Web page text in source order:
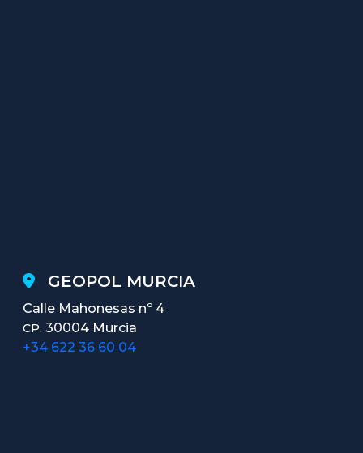
GEOPOL MURCIA
Calle Mahonesas nº 4
CP. 30004 Murcia
+34 622 36 60 04